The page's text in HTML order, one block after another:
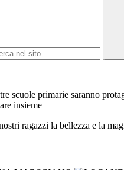
scuole primarie saranno
insieme
ragazzi la bellezza e la